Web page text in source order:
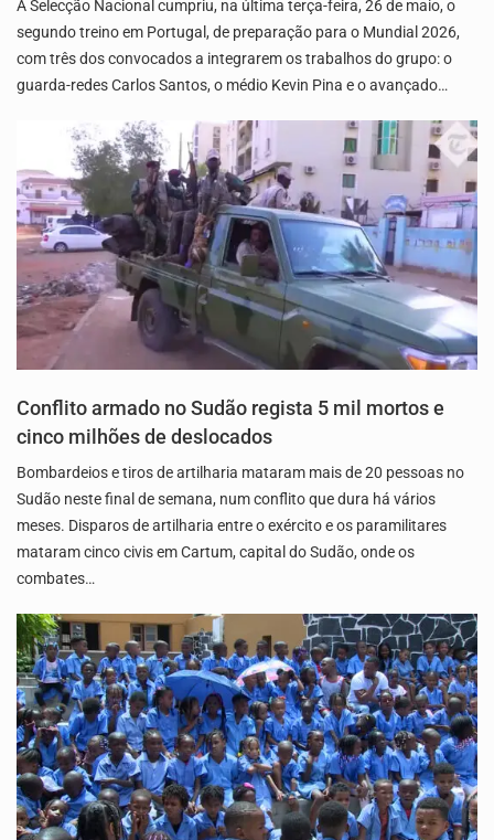
A Selecção Nacional cumpriu, na última terça-feira, 26 de maio, o
segundo treino em Portugal, de preparação para o Mundial 2026,
com três dos convocados a integrarem os trabalhos do grupo: o
guarda-redes Carlos Santos, o médio Kevin Pina e o avançado…
Conflito armado no Sudão regista 5 mil mortos e
cinco milhões de deslocados
Bombardeios e tiros de artilharia mataram mais de 20 pessoas no
Sudão neste final de semana, num conflito que dura há vários
meses. Disparos de artilharia entre o exército e os paramilitares
mataram cinco civis em Cartum, capital do Sudão, onde os
combates…